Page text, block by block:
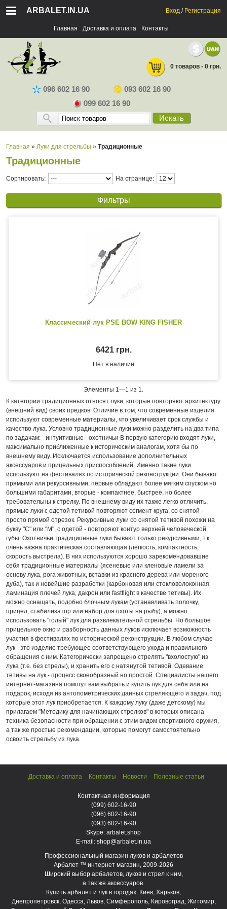
ARBALET.IN.UA
Главная Доставка и оплата Контакты
Вход / Регистрация
096 602 16 90
093 602 16 90
099 602 16 90
Искать
0 товаров - 0 грн.
Главная » Луки для стрельбы » Традиционные
Традиционные
Сортировать: На странице:
Фильтры
Классический лук PSE BOW KING FISHER
6421 грн.
Нет в наличии
Элементы 1—1 из 1.
К категории традиционных относят луки, которые повторяют архитектуру
(внешний вид) своих предков. Отличие в том, что современные изделия
используют современные материалы, что увеличивает срок службы и
качество лука. Условно традиционные луки можно разделить на два типа
по задачам: - интуитивные - охотничьи В первую категорию входят луки,
максимально приближенные к историческим аналогам, хотя бы по
внешнему виду. Исключается использование дополнительных
аксессуаров и прицельных приспособлений. Именно такие луки
используют на фестивалях по исторической реконструкции. Они бывают
прямыми или рекурсивными, первые обладают более мягким спуском но
большими габаритами, вторые - компактнее, быстрее, но более
требовательны к стрелку. По внешнему виду их также легко отличить,
прямые луки с одетой тетивой повторяют сегмент круга, со снятой -
просто прямой отрезок. Рекурсивные луки со снятой тетивой похожи на
букву "С" или "М", с одетой - повторяют контур верхней человеческой
губы. Охотничьи традиционные луки бывают только рекурсивными, т.к.
очень важна практическая составляющая (легкость, компактность,
скорость выстрела). В них используются хорошо зарекомендовавшие
себя традиционные материалы (ясеневые или кленовые ламели за
основу лука, рога животных, вставки из красного дерева или мореного
дуба), так и новейшие разработки (карбоновая или стекловолоконная
ламинация плечей лука, дакрон или fastflight в качестве тетивы). Их
можно оснащать, подобно блочным лукам (устанавливать полочку,
прицел, стабилизатор или набор для охоты на рыбу), а можно
использовать "голый" лук для развлекательной стрельбы. Но большое
прицельное окно и разборность данных луков исключает возможность
участия в фестивалях по исторической реконструкции. В любом случае
лук - это изделие требующее соответствующего ухода и правильного
обращения с ним. Категорически запрещено стрелять "вхолостую" из
лука (т.е. без стрелы), и хранить его с натянутой тетивой. Одевание
тетивы на лук - процесс своеобразный но простой. Специалисты нашего
интернет-магазина помогут вам выбрать и купить лук для себя или на
подарок, исходя из антопометрических данных стреляющего и задач, под
которые этот лук приобретается. К каждому луку (даже детскому) мы
прилагаем "Методику для начинающих стрелков" в которых описана
техника безопасности при обращении с этим видом спортивного оружия,
а так же простые рекомендации, которые помогут самостоятельно
освоить стрельбу из лука.
Профессиональный магазин луков и арбалетов
Арбалет ™ интернет магазин, 2009-2026
Широкий выбор арбалетов, луков и стрел к ним,
а так же аксессуаров.
Купить арбалет и лук в городах: Киев, Харьков,
Днепропетровск, Одесса, Львов, Симферополь, Кировоград, Житомир,
Доставка и оплата Контакты Новости Полезные статьи
Контактная информация
(099) 602-16-90
(096) 602-16-90
(093) 602-16-90
Skype: arbalet.shop
E-mail: shop@arbalet.in.ua